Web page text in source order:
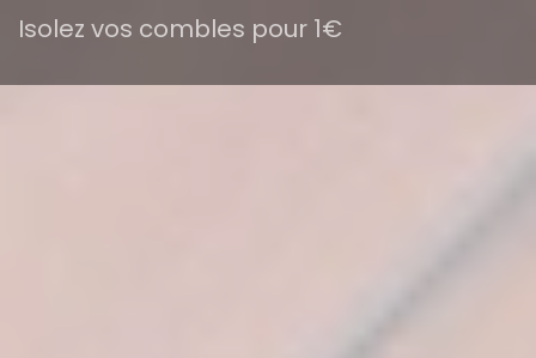
Isolez vos combles pour 1€